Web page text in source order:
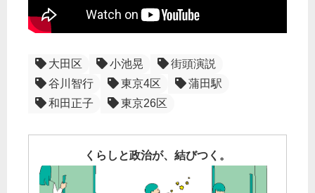
大田区 小池晃
街頭演説
谷川智行
東京4区
蒲田駅
和田正子
東京26区
くらしと政治が、結びつく。